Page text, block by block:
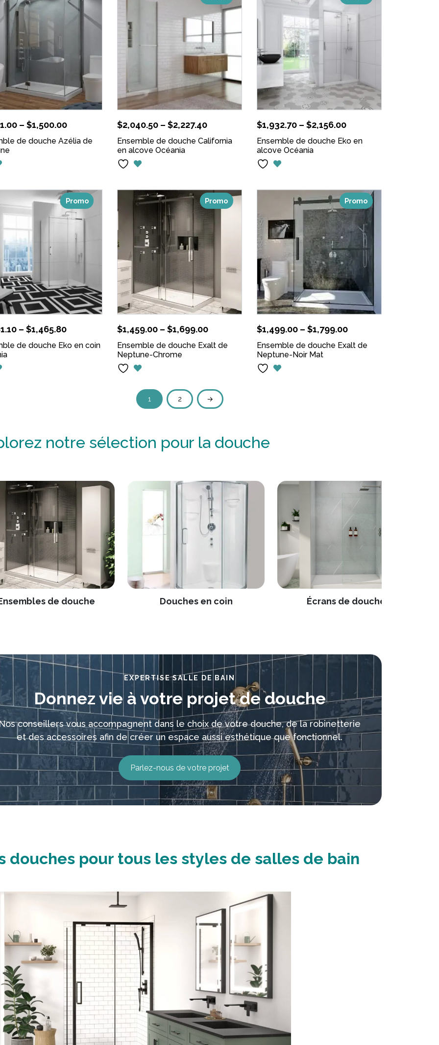
– $1,500.00
de douche Azélia de
$2,040.50– $2,227.40
Ensemble de douche California
en alcove Océania
$1,932.70– $2,156.00
Ensemble de douche Eko en
alcove Océania
Promo
– $1,465.80
de douche Eko en coin
Promo
$1,459.00– $1,699.00
Ensemble de douche Exalt de
Neptune-Chrome
Promo
$1,499.00– $1,799.00
Ensemble de douche Exalt de
Neptune-Noir Mat
1 2 →
notre sélection pour la douche
de douche Douches en coin Écrans de douche
EXPERTISE SALLE DE BAIN
Donnez vie à votre projet de douche
conseillers vous accompagnent dans le choix de votre douche, de la robinetterie
et des accessoires afin de créer un espace aussi esthétique que fonctionnel.
Parlez-nous de votre projet
douches pour tous les styles de salles de bain